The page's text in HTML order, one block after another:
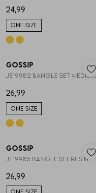
24,99
ONE SIZE
1/2
Gossip
JE19982 BANGLE SET MEDIUM
26,99
ONE SIZE
1/2
Gossip
JE19985 BANGLE SET RESIN
26,99